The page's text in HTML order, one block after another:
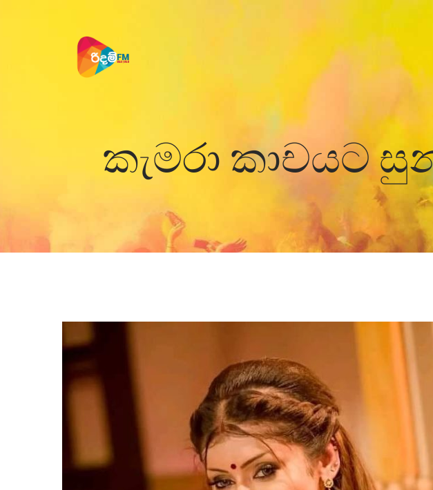
කැමරා කාචයට
Home
News